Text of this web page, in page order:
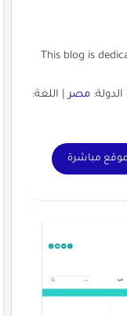
This blog is
مصر| اللغة:
مباشرة